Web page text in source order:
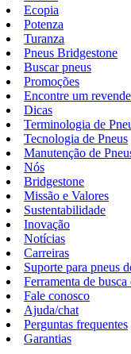
Ecopia
Potenza
Turanza
Pneus Bridgestone
Buscar pneus
Promoções
Encontre um
Dicas
Terminologia de
Tecnologia de Pneus
Manutenção de
Nós
Bridgestone
Missão e Valores
Sustentabilidade
Inovação
Notícias
Carreiras
Suporte para pneus
Ferramenta de
Fale conosco
Ajuda/chat
Perguntas frequentes
Garantias